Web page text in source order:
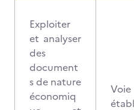
Exploiter
et analyser
des
document
s de nature
économiq